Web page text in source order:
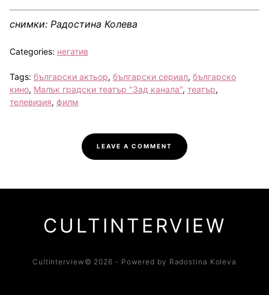
снимки: Радостина Колева
Categories: негатив
Tags: български актьор, български сериал, българско
кино, Малък градски театър "Зад канала", театър,
телевизия, филм
LEAVE A COMMENT
CULTINTERVIEW
Cultinterview© 2026 - Powered by Radostina Koleva